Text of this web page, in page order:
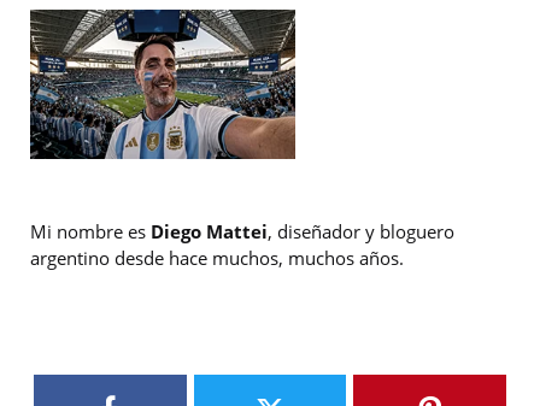
Mi nombre es Diego Mattei, diseñador y bloguero
argentino desde hace muchos, muchos años.